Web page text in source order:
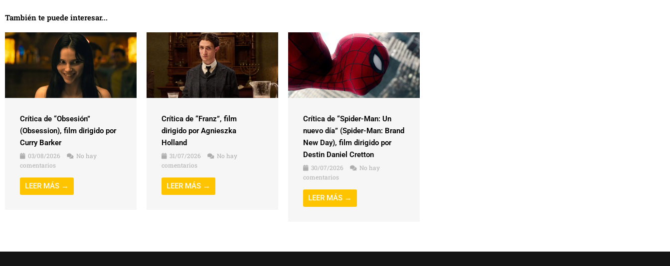
También te puede interesar...
Crítica de “Obsesión”
(Obsession), film dirigido por
Curry Barker
03/08/2026
No hay
comentarios
LEER MÁS →
Crítica de “Franz”, film
dirigido por Agnieszka
Holland
31/07/2026
No hay
comentarios
LEER MÁS →
Crítica de “Spider-Man: Un
nuevo día” (Spider-Man: Brand
New Day), film dirigido por
Destin Daniel Cretton
30/07/2026
No hay
comentarios
LEER MÁS →